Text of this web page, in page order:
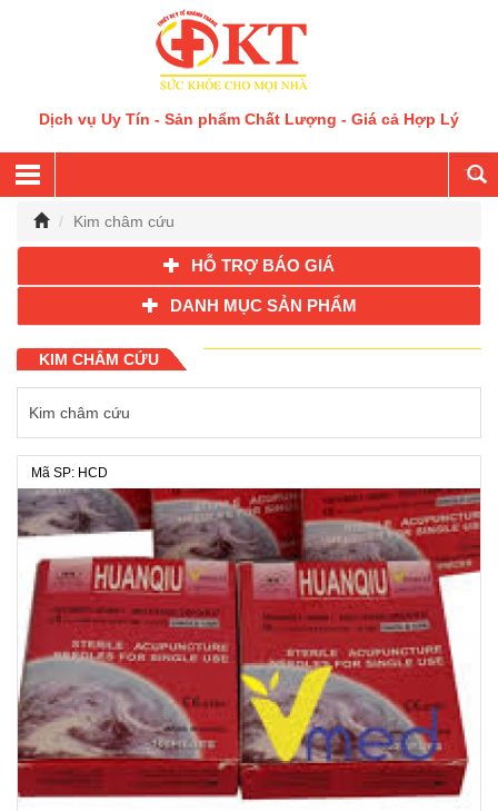
Dịch vụ Uy Tín - Sản phẩm Chất Lượng - Giá cả Hợp Lý
Kim châm cứu
HỖ TRỢ BÁO GIÁ
DANH MỤC SẢN PHẨM
KIM CHÂM CỨU
Kim châm cứu
Mã SP: HCD